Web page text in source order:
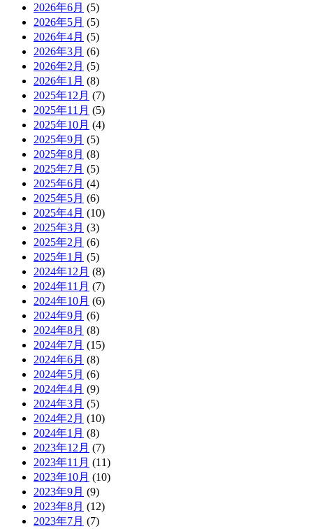
2026年6月 (5)
2026年5月 (5)
2026年4月 (5)
2026年3月 (6)
2026年2月 (5)
2026年1月 (8)
2025年12月 (7)
2025年11月 (5)
2025年10月 (4)
2025年9月 (5)
2025年8月 (8)
2025年7月 (5)
2025年6月 (4)
2025年5月 (6)
2025年4月 (10)
2025年3月 (3)
2025年2月 (6)
2025年1月 (5)
2024年12月 (8)
2024年11月 (7)
2024年10月 (6)
2024年9月 (6)
2024年8月 (8)
2024年7月 (15)
2024年6月 (8)
2024年5月 (6)
2024年4月 (9)
2024年3月 (5)
2024年2月 (10)
2024年1月 (8)
2023年12月 (7)
2023年11月 (11)
2023年10月 (10)
2023年9月 (9)
2023年8月 (12)
2023年7月 (7)